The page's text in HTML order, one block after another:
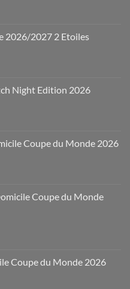
2026/2027 2 Etoiles
Night Edition 2026
Coupe du Monde 2026
Coupe du Monde
Coupe du Monde 2026